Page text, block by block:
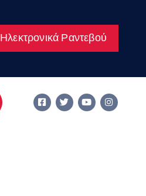
Ηλεκτρονικά Ραντεβού